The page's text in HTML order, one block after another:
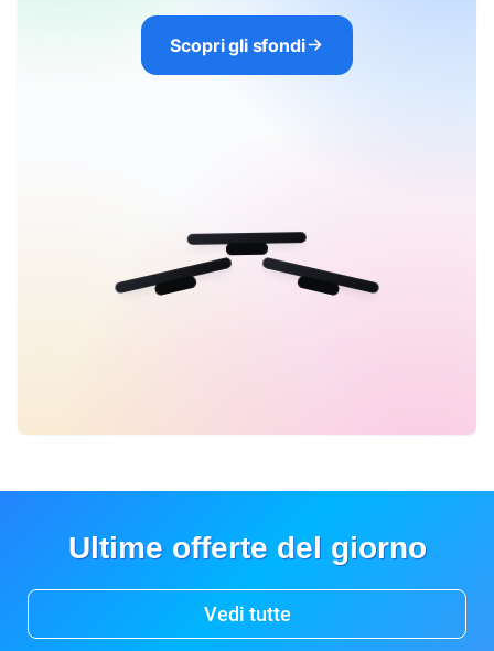
Scopri gli sfondi
Ultime offerte del giorno
Vedi tutte